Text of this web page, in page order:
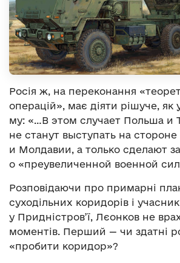
Росія ж, на переконання
операцій», має діяти рішуче, як
му: «…В этом случает Польша и
не станут выступать на
и Молдавии, а только сделают
о «преувеличенной военной
Розповідаючи про примарні
суходільних коридорів і
у Придністров’ї, Лєонков не
моментів. Перший — чи здатні
«пробити коридор»?